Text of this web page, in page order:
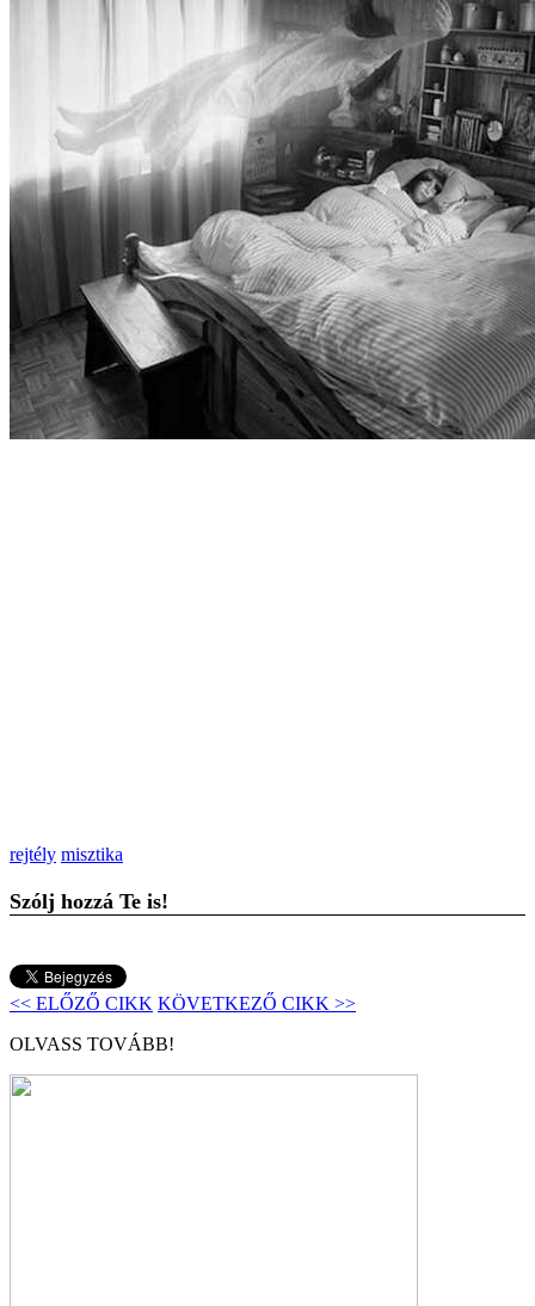
rejtély misztika
Szólj hozzá Te is!
<< ELŐZŐ CIKK KÖVETKEZŐ CIKK >>
OLVASS TOVÁBB!